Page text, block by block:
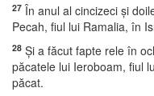
27 În anul al cincizeci şi
Pecah, fiul lui Ramalia, în
28 Şi a făcut fapte rele în
păcatele lui Ieroboam, fiul
păcat.